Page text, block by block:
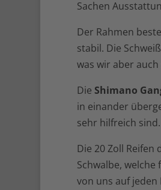
Sachen
Der Rahmen
stabil. Die
was wir aber
Die Shimano
in einander
sehr hilfreich sind.
Die 20 Zoll Reifen
Schwalbe,
von uns auf jeden